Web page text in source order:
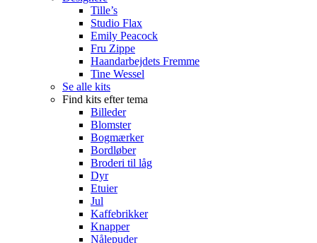
Tille’s
Studio Flax
Emily Peacock
Fru Zippe
Haandarbejdets Fremme
Tine Wessel
Se alle kits
Find kits efter tema
Billeder
Blomster
Bogmærker
Bordløber
Broderi til låg
Dyr
Etuier
Jul
Kaffebrikker
Knapper
Nålepuder